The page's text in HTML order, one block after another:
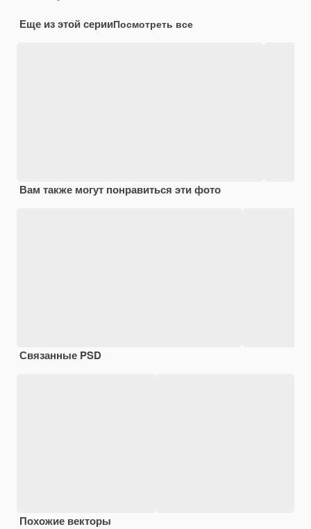
Еще из этой серииПосмотреть все
Вам также могут понравиться эти фото
Связанные PSD
Похожие векторы